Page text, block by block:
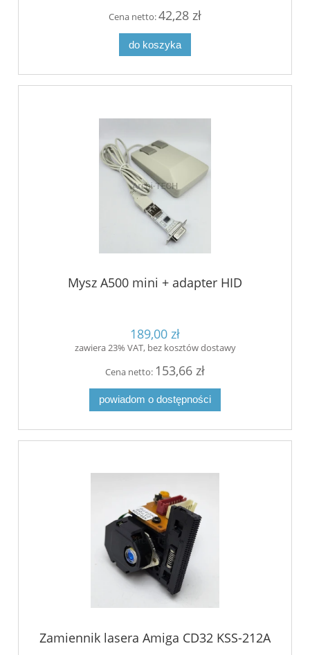
Cena netto:42,28 zł
do koszyka
Mysz A500 mini + adapter HID
189,00 zł
zawiera 23% VAT, bez kosztów dostawy
Cena netto: 153,66 zł
powiadom o dostępności
Zamiennik lasera Amiga CD32 KSS-212A